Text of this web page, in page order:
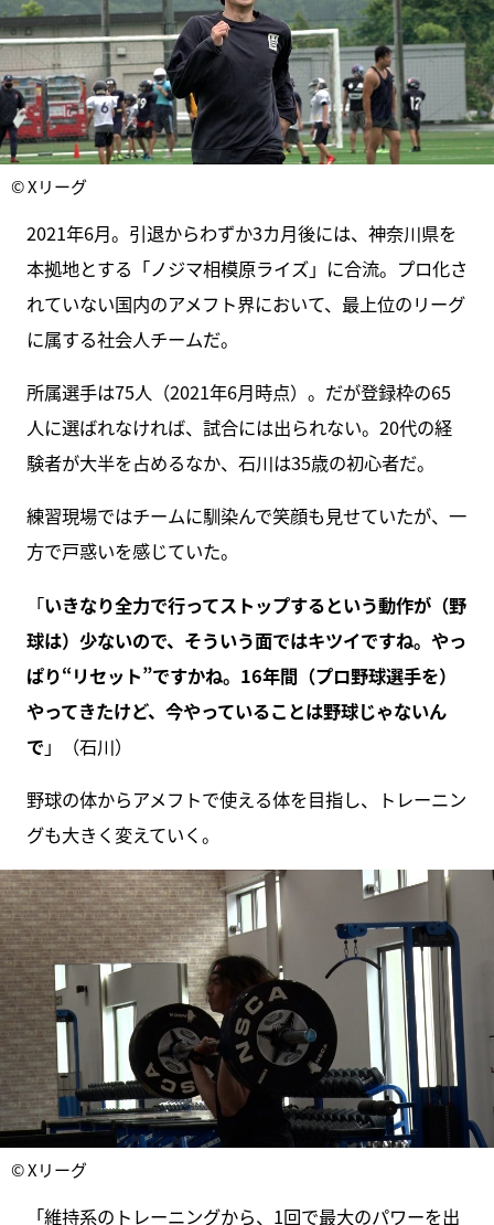
© Xリーグ
2021年6月。引退からわずか3カ月後には、神奈川県を
本拠地とする「ノジマ相模原ライズ」に合流。プロ化さ
れていない国内のアメフト界において、最上位のリーグ
に属する社会人チームだ。
所属選手は75人（2021年6月時点）。だが登録枠の65
人に選ばれなければ、試合には出られない。20代の経
験者が大半を占めるなか、石川は35歳の初心者だ。
練習現場ではチームに馴染んで笑顔も見せていたが、一
方で戸惑いを感じていた。
「いきなり全力で行ってストップするという動作が（野
球は）少ないので、そういう面ではキツイですね。やっ
ぱり“リセット”ですかね。16年間（プロ野球選手を）
やってきたけど、今やっていることは野球じゃないん
で 」（石川）
野球の体からアメフトで使える体を目指し、トレーニン
グも大きく変えていく。
© Xリーグ
「維持系のトレーニングから、1回で最大のパワーを出